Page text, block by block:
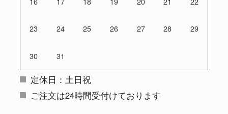
23 24 25 26 27 28 29
30 31
定休日：土日祝
ご注文は24時間受付けております